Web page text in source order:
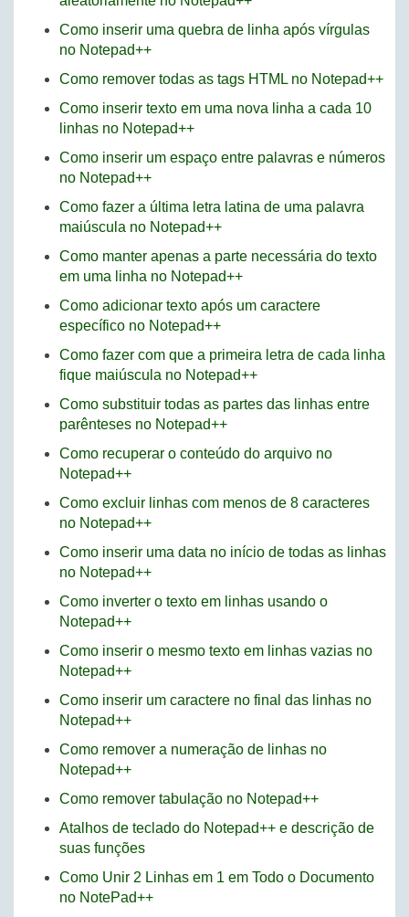
Como inserir uma quebra de linha após vírgulas
no Notepad++
Como remover todas as tags HTML no Notepad++
Como inserir texto em uma nova linha a cada 10
linhas no Notepad++
Como inserir um espaço entre palavras e números
no Notepad++
Como fazer a última letra latina de uma palavra
maiúscula no Notepad++
Como manter apenas a parte necessária do texto
em uma linha no Notepad++
Como adicionar texto após um caractere
específico no Notepad++
Como fazer com que a primeira letra de cada linha
fique maiúscula no Notepad++
Como substituir todas as partes das linhas entre
parênteses no Notepad++
Como recuperar o conteúdo do arquivo no
Notepad++
Como excluir linhas com menos de 8 caracteres
no Notepad++
Como inserir uma data no início de todas as linhas
no Notepad++
Como inverter o texto em linhas usando o
Notepad++
Como inserir o mesmo texto em linhas vazias no
Notepad++
Como inserir um caractere no final das linhas no
Notepad++
Como remover a numeração de linhas no
Notepad++
Como remover tabulação no Notepad++
Atalhos de teclado do Notepad++ e descrição de
suas funções
Como Unir 2 Linhas em 1 em Todo o Documento
no NotePad++